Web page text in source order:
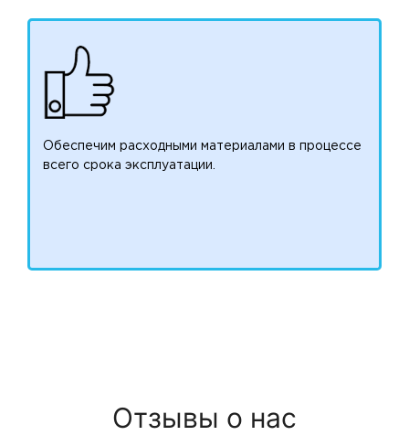
Обеспечим расходными материалами в процессе
всего срока эксплуатации.
Отзывы о нас